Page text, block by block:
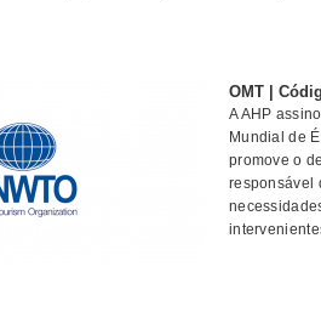
OMT |
A AHP
Mundial de
promove o
responsável